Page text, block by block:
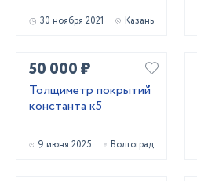
30 ноября 2021 Казань
50 000 ₽
Толщиметр покрытий
константа к5
9 июня 2025 Волгоград